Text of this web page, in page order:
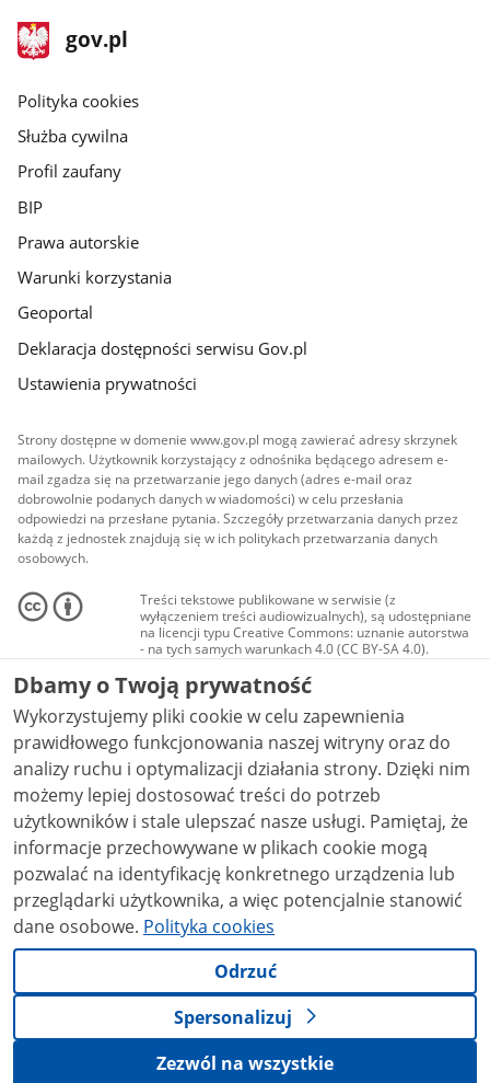
stopka
gov.pl
Strona
gov.pl
gov.pl
Polityka cookies
Służba cywilna
Profil zaufany
BIP
Prawa autorskie
Warunki korzystania
Geoportal
Deklaracja dostępności serwisu Gov.pl
Ustawienia prywatności
Strony dostępne w domenie www.gov.pl mogą zawierać adresy skrzynek
mailowych. Użytkownik korzystający z odnośnika będącego adresem e-
mail zgadza się na przetwarzanie jego danych (adres e-mail oraz
dobrowolnie podanych danych w wiadomości) w celu przesłania
odpowiedzi na przesłane pytania. Szczegóły przetwarzania danych przez
każdą z jednostek znajdują się w ich politykach przetwarzania danych
osobowych.
Treści tekstowe publikowane w serwisie (z
wyłączeniem treści audiowizualnych), są udostępniane
na licencji typu Creative Commons: uznanie autorstwa
- na tych samych warunkach 4.0 (CC BY-SA 4.0).
Materiały audiowizualne, w tym zdjęcia, materiały
audio i wideo, są udostępniane na licencji typu
Creative Commons: uznanie autorstwa użycie
niekomercyjne - bez utworów zależnych 4.0 (CC BY-
NC-ND 4.0), o ile nie jest to stwierdzone inaczej.
Dbamy o Twoją prywatność
Wykorzystujemy pliki cookie w celu zapewnienia
prawidłowego funkcjonowania naszej witryny oraz do
analizy ruchu i optymalizacji działania strony. Dzięki nim
możemy lepiej dostosować treści do potrzeb
użytkowników i stale ulepszać nasze usługi. Pamiętaj, że
informacje przechowywane w plikach cookie mogą
pozwalać na identyfikację konkretnego urządzenia lub
przeglądarki użytkownika, a więc potencjalnie stanowić
dane osobowe. Polityka cookies
Odrzuć
Spersonalizuj
Zezwól na wszystkie